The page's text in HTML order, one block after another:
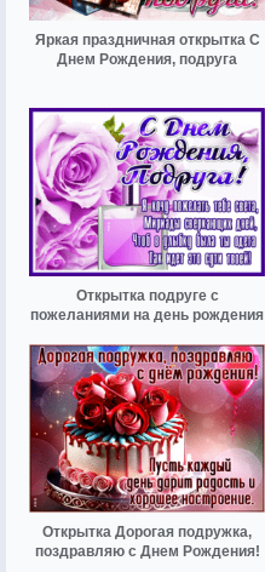
Яркая праздничная открытка С
Днем Рождения, подруга
Открытка подруге с
пожеланиями на день рождения
Открытка Дорогая подружка,
поздравляю с Днем Рождения!